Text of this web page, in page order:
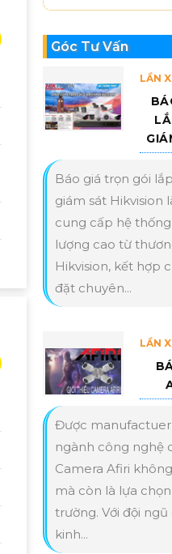
Góc Tư Vấn
LẦN
Báo giá trọn gói
giám sát Hikvision
cung cấp hệ
lượng cao từ
Hikvision, kết hợp
đặt chuyên...
LẦN
Được
ngành công nghệ
Camera Afiri
mà còn là lựa
trường. Với đội
kinh...